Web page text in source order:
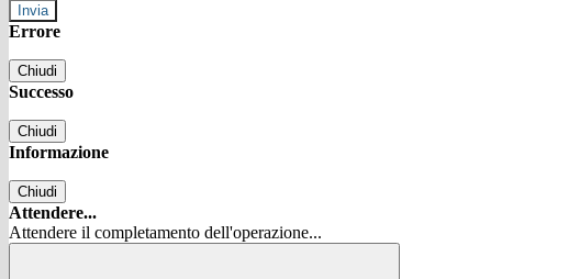
Errore
Chiudi
Successo
Chiudi
Informazione
Chiudi
Attendere...
Attendere il completamento dell'operazione...